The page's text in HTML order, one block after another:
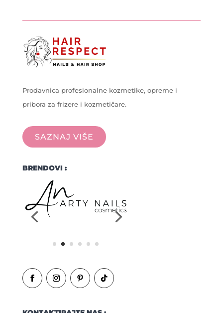
Prodavnica profesionalne kozmetike, opreme i
pribora za frizere i kozmetičare.
SAZNAJ VIŠE
BRENDOVI :